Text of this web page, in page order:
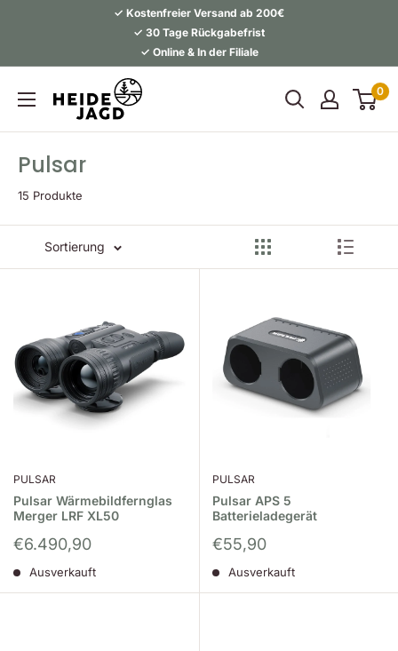
✓ Kostenfreier Versand ab 200€
✓ 30 Tage Rückgabefrist
✓ Online & In der Filiale
0
Pulsar
15 Produkte
Sortierung
PULSAR
Pulsar Wärmebildfernglas
Merger LRF XL50
Sonderpreis
€6.490,90
Ausverkauft
PULSAR
Pulsar APS 5
Batterieladegerät
Sonderpreis
€55,90
Ausverkauft